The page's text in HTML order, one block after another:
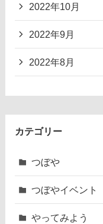
2022年10月
2022年9月
2022年8月
カテゴリー
つぼや
つぼやイベント
やってみよう